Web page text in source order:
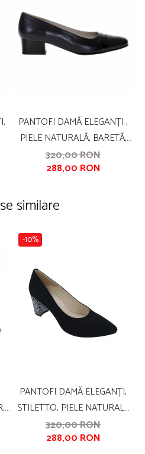
PANTOFI DAMĂ ELEGANȚI ,
PIELE NATURALĂ, BARETĂ,
TOC MIC ȘI GROS, NEGRU,
SANDALI
320,00 RON
288,00 RON
similare
-10%
PANTOFI DAMĂ ELEGANȚI,
STILETTO, PIELE NATURALĂ
VELUR, TOC GROS
ÎMBRĂCAT, NEGRU ZIG-ZAG,
320,00 RON
288,00 RON